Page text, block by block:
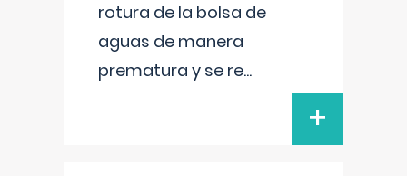
rotura de la bolsa de
aguas de manera
prematura y se re...
+